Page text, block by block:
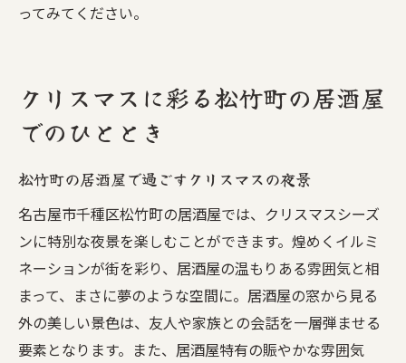
ってみてください。
クリスマスに彩る松竹町の居酒屋
でのひととき
松竹町の居酒屋で過ごすクリスマスの夜景
名古屋市千種区松竹町の居酒屋では、クリスマスシーズ
ンに特別な夜景を楽しむことができます。煌めくイルミ
ネーションが街を彩り、居酒屋の温もりある雰囲気と相
まって、まさに夢のような空間に。居酒屋の窓から見る
外の美しい景色は、友人や家族との会話を一層弾ませる
要素となります。また、居酒屋特有の賑やかな雰囲気